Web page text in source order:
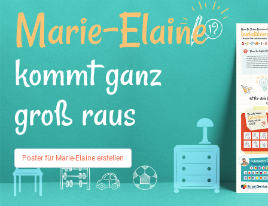
Marie-Elaine
kommt ganz
groß raus
Poster für Marie-Elaine erstellen